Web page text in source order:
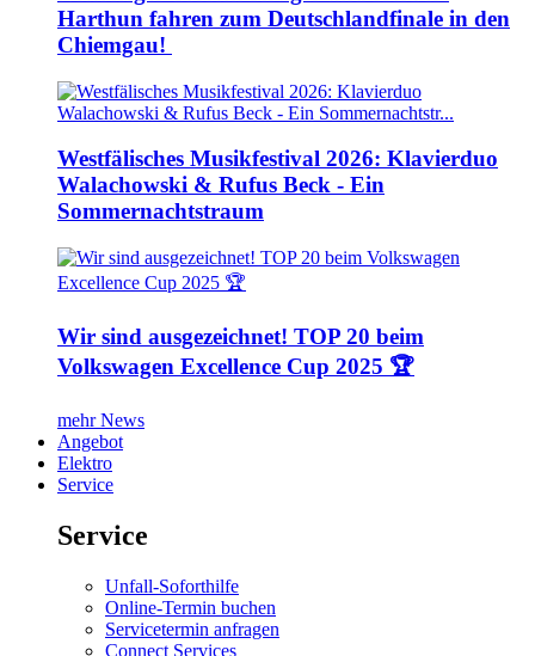
Harthun fahren zum Deutschlandfinale in den
Chiemgau!
Westfälisches Musikfestival 2026: Klavierduo
Walachowski & Rufus Beck - Ein
Sommernachtstraum
Wir sind ausgezeichnet! TOP 20 beim
Volkswagen Excellence Cup 2025 🏆
mehr News
Angebot
Elektro
Service
Service
Unfall-Soforthilfe
Online-Termin buchen
Servicetermin anfragen
Connect Services